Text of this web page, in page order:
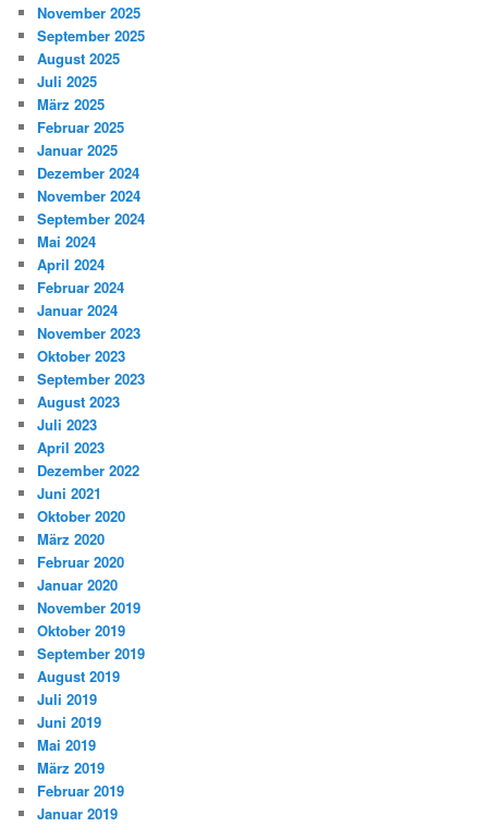
November 2025
September 2025
August 2025
Juli 2025
März 2025
Februar 2025
Januar 2025
Dezember 2024
November 2024
September 2024
Mai 2024
April 2024
Februar 2024
Januar 2024
November 2023
Oktober 2023
September 2023
August 2023
Juli 2023
April 2023
Dezember 2022
Juni 2021
Oktober 2020
März 2020
Februar 2020
Januar 2020
November 2019
Oktober 2019
September 2019
August 2019
Juli 2019
Juni 2019
Mai 2019
März 2019
Februar 2019
Januar 2019